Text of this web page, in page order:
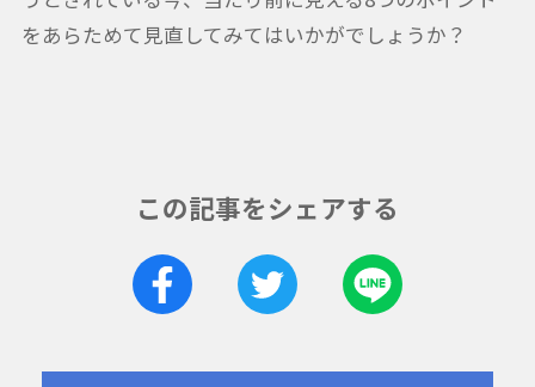
をあらためて見直してみてはいかがでしょうか？
この記事をシェアする